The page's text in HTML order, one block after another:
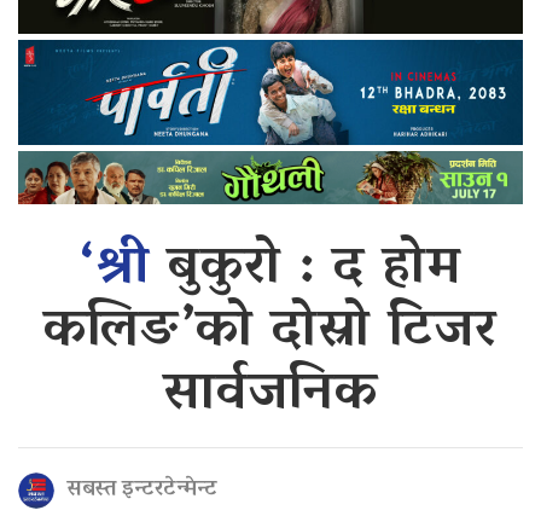
‘श्रीबुकुरो : द होम
कलिङ’को दोस्रो टिजर
सार्वजनिक
सबस्त इन्टरटेन्मेन्ट